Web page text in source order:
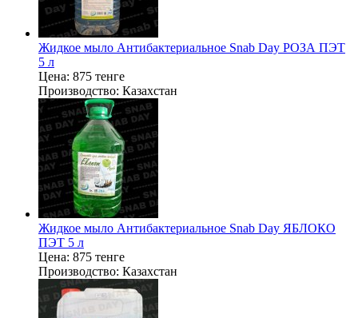
Жидкое мыло Антибактериальное Snab Dаy РОЗА ПЭТ
5 л
Цена: 875 тенге
Производство: Казахстан
Жидкое мыло Антибактериальное Snab Dаy ЯБЛОКО
ПЭТ 5 л
Цена: 875 тенге
Производство: Казахстан